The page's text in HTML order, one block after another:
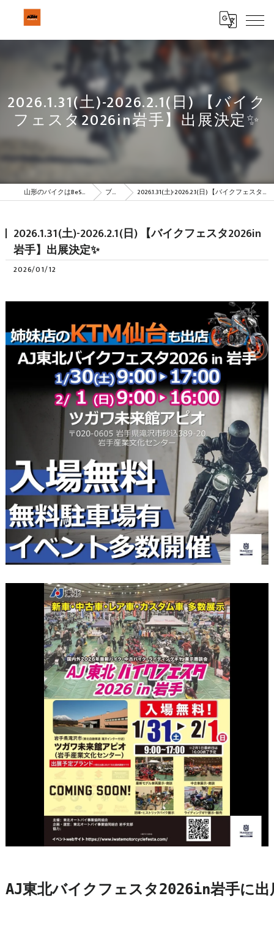
2026.1.31(土)-2026.2.1(日) 【バイク
フェスタ2026in岩手】出展決定✨
山形のバイクはBeSTAR株式会社 ブログ 2026.1.31(土)-2026.2.1(日) 【バイクフェスタ2026in岩手】出展決定✨
2026.1.31(土)-2026.2.1(日) 【バイクフェスタ2026in
岩手】出展決定✨
2026/01/12
AJ東北バイクフェスタ2026in岩手に出